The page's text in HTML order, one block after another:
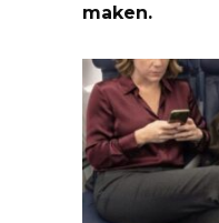
maken.